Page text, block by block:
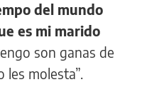
del mundo
es mi marido
son ganas de
les molesta”.